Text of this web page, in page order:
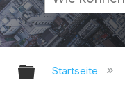
Globale
Startseite